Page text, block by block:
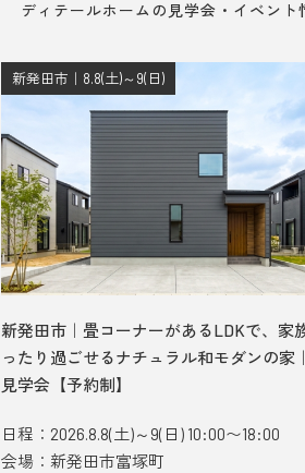
ディテールホームの見学会・イベント
新発田市｜8.8(土)～9(日)
新発田市｜畳コーナーがあるLDKで、家
ったり過ごせるナチュラル和モダンの家
見学会【予約制】
日程：2026.8.8(土)～9(日) 10:00〜18:00
会場：新発田市富塚町